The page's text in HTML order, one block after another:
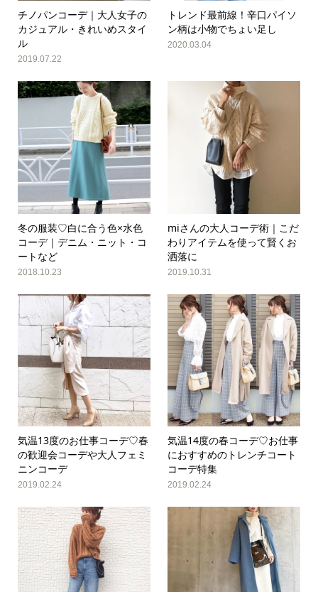
チノパンコーデ｜大人女子の
カジュアル・きれいめスタイ
ル
2019.07.22
トレンド最前線！辛口パイソ
ン柄は小物でちょい足し
2020.03.04
冬の服装♡白に合う色×水色
コーデ｜デニム・ニット・コ
ートなど
2018.10.23
miさんの大人コーデ術｜こだ
わりアイテムを使って賢くお
洒落に
2019.10.31
気温13度のお仕事コーデ♡春
の歓迎会コーデや大人フェミ
ニンコーデ
2019.02.24
気温14度の春コーデ♡お仕事
におすすめのトレンチコート
コーデ特集
2019.02.24